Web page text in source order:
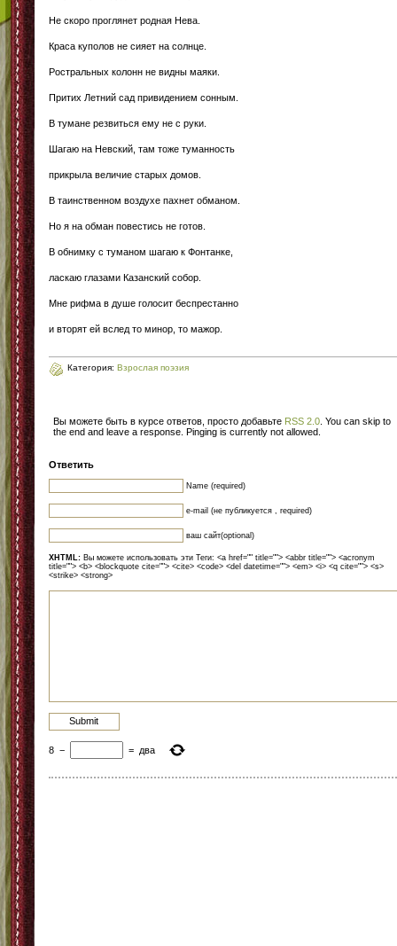
Не скоро проглянет родная Нева.
Краса куполов не сияет на солнце.
Ростральных колонн не видны маяки.
Притих Летний сад привидением сонным.
В тумане резвиться ему не с руки.
Шагаю на Невский, там тоже туманность
прикрыла величие старых домов.
В таинственном воздухе пахнет обманом.
Но я на обман повестись не готов.
В обнимку с туманом шагаю к Фонтанке,
ласкаю глазами Казанский собор.
Мне рифма в душе голосит беспрестанно
и вторят ей вслед то минор, то мажор.
Категория: Взрослая поэзия
Вы можете быть в курсе ответов, просто добавьте RSS 2.0 . You can skip to
the end and leave a response. Pinging is currently not allowed.
Ответить
Name (required)
e-mail (не публикуется , required)
ваш сайт(optional)
XHTML: Вы можете использовать эти Теги: <a href="" title=""> <abbr title=""> <acronym
title=""> <b> <blockquote cite=""> <cite> <code> <del datetime=""> <em> <i> <q cite=""> <s>
<strike> <strong>
8 − = два